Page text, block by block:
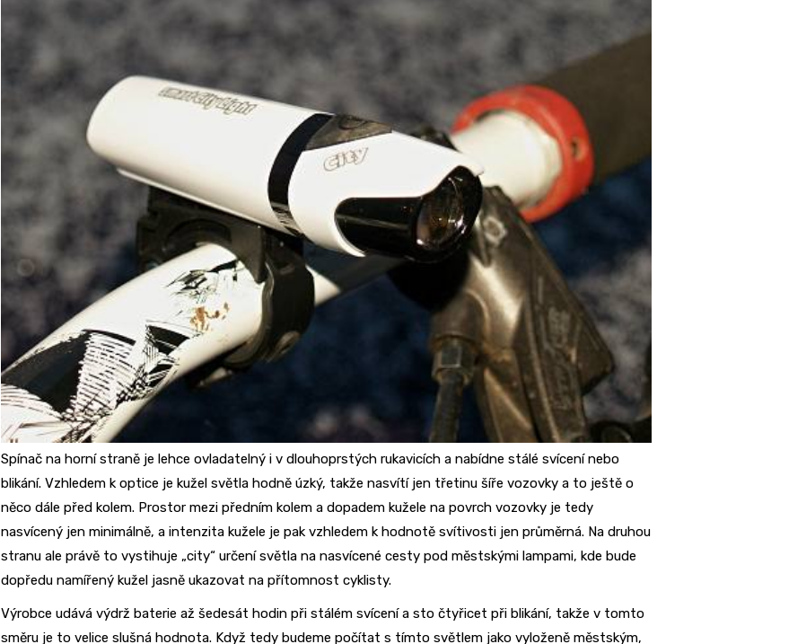
Spínač na horní straně je lehce ovladatelný i v dlouhoprstých rukavicích a nabídne stálé svícení nebo
blikání. Vzhledem k optice je kužel světla hodně úzký, takže nasvítí jen třetinu šíře vozovky a to ještě o
něco dále před kolem. Prostor mezi předním kolem a dopadem kužele na povrch vozovky je tedy
nasvícený jen minimálně, a intenzita kužele je pak vzhledem k hodnotě svítivosti jen průměrná. Na druhou
stranu ale právě to vystihuje „city“ určení světla na nasvícené cesty pod městskými lampami, kde bude
dopředu namířený kužel jasně ukazovat na přítomnost cyklisty.
Výrobce udává výdrž baterie až šedesát hodin při stálém svícení a sto čtyřicet při blikání, takže v tomto
směru je to velice slušná hodnota. Když tedy budeme počítat s tímto světlem jako vyloženě městským,